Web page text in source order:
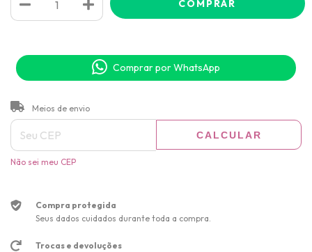
Comprar por WhatsApp
Entregas para o CEP:
Meios de envio
CALCULAR
Não sei meu CEP
Compra protegida
Seus dados cuidados durante toda a compra.
Trocas e devoluções